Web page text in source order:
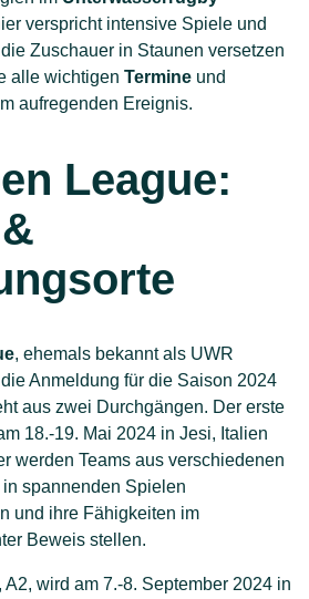
verspricht intensive Spiele und
Zuschauer in Staunen versetzen
alle wichtigen Termine und
aufregenden Ereignis.
League:
, ehemals bekannt als UWR
Anmeldung für die Saison 2024
aus zwei Durchgängen. Der erste
18.-19. Mai 2024 in Jesi, Italien
werden Teams aus verschiedenen
spannenden Spielen
und ihre Fähigkeiten im
Beweis stellen.
wird am 7.-8. September 2024 in